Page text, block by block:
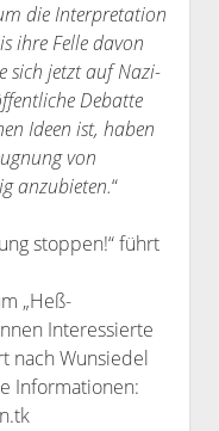
die Interpretation
ihre Felle davon
sich jetzt auf Nazi-
Debatte
Ideen ist, haben
von
anzubieten.“
stoppen!“ führt
„Heß-
Interessierte
nach Wunsiedel
Informationen: